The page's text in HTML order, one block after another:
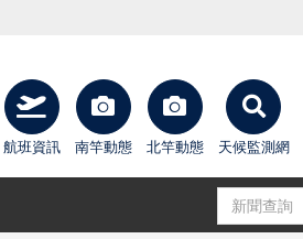
航班資訊 南竿動態 北竿動態 天候監測網